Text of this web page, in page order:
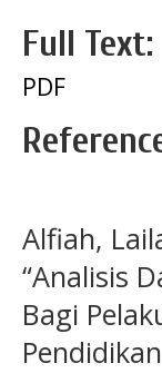
Full Text:
PDF
Alfiah,
“Analisis
Bagi